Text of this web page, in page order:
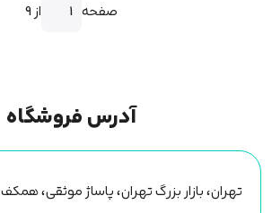
صفحه از 9
آدرس فروشگاه
تهران، بازار بزرگ تهران، پاساژ موثقی، همکف